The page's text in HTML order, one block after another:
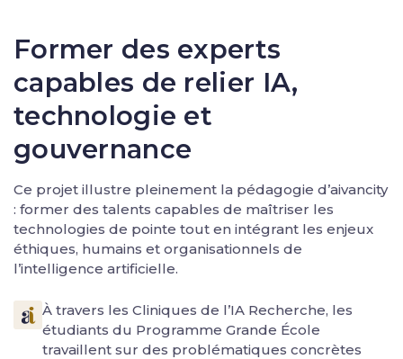
Former des experts
capables de relier IA,
technologie et
gouvernance
Ce projet illustre pleinement la pédagogie d’aivancity
: former des talents capables de maîtriser les
technologies de pointe tout en intégrant les enjeux
éthiques, humains et organisationnels de
l’intelligence artificielle.
À travers les Cliniques de l’IA Recherche, les
étudiants du Programme Grande École
travaillent sur des problématiques concrètes